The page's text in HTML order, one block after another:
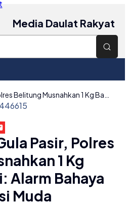
Media Daulat Rakyat
Pasir, Polres
1 Kg
Alarm Bahaya
Muda